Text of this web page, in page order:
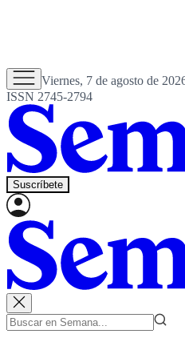
Viernes, 7 de agosto de
ISSN 2745-2794
Suscríbete